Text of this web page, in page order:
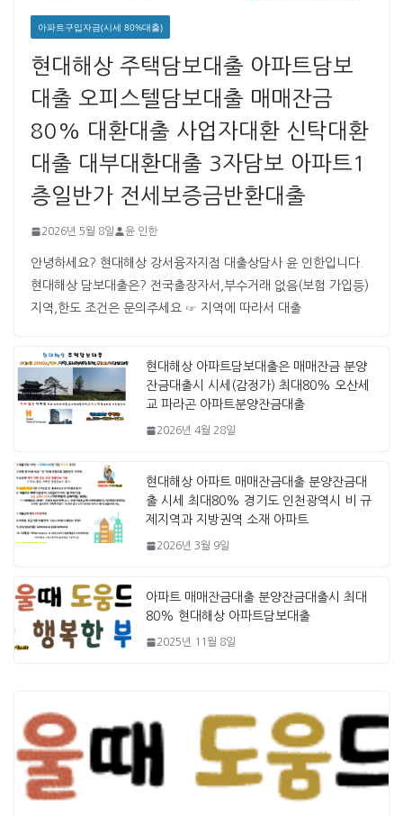
아파트구입자금(시세 80%대출)
현대해상 주택담보대출 아파트담보
대출 오피스텔담보대출 매매잔금
80% 대환대출 사업자대환 신탁대환
대출 대부대환대출 3자담보 아파트1
층일반가 전세보증금반환대출
2026년 5월 8일 윤 인한
안녕하세요? 현대해상 강서융자지점 대출상담사 윤 인한입니다. ​ ​
현대해상 담보대출은? 전국출장자서,부수거래 없음(보험 가입등)
지역,한도 조건은 문의주세요 ☞ 지역에 따라서 대출
현대해상 아파트담보대출은 매매잔금 분양
잔금대출시 시세(감정가) 최대80% 오산세
교 파라곤 아파트분양잔금대출
2026년 4월 28일
현대해상 아파트 매매잔금대출 분양잔금대
출 시세 최대80% 경기도 인천광역시 비 규
제지역과 지방권역 소재 아파트
2026년 3월 9일
아파트 매매잔금대출 분양잔금대출시 최대
80% 현대해상 아파트담보대출
2025년 11월 8일